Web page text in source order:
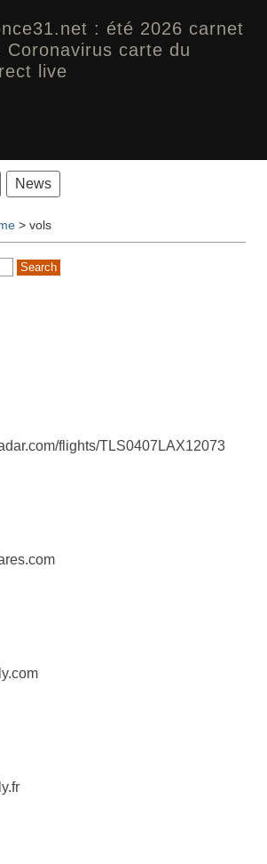
: été 2026 carnet
Coronavirus carte du
live
News
> vols
flights/TLS0407LAX12073